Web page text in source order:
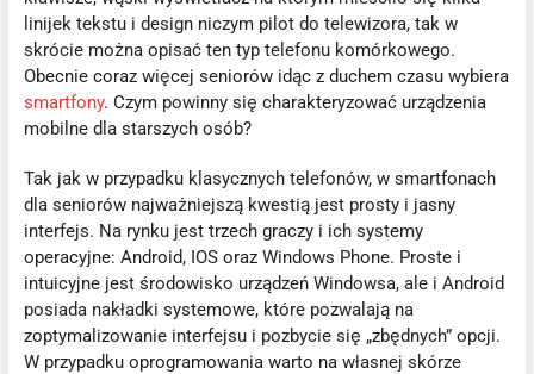
linijek tekstu i design niczym pilot do telewizora, tak w
skrócie można opisać ten typ telefonu komórkowego.
Obecnie coraz więcej seniorów idąc z duchem czasu wybiera
smartfony. Czym powinny się charakteryzować urządzenia
mobilne dla starszych osób?
Tak jak w przypadku klasycznych telefonów, w smartfonach
dla seniorów najważniejszą kwestią jest prosty i jasny
interfejs. Na rynku jest trzech graczy i ich systemy
operacyjne: Android, IOS oraz Windows Phone. Proste i
intuicyjne jest środowisko urządzeń Windowsa, ale i Android
posiada nakładki systemowe, które pozwalają na
zoptymalizowanie interfejsu i pozbycie się „zbędnych” opcji.
W przypadku oprogramowania warto na własnej skórze